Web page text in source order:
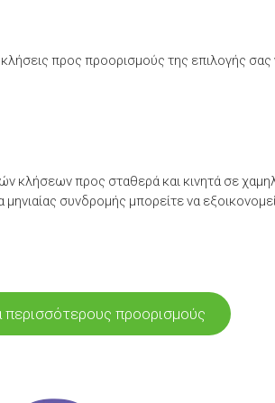
προς προορισμούς της επιλογής σας
κλήσεων προς σταθερά και κινητά σε
συνδρομής μπορείτε να
περισσότερους προορισμούς